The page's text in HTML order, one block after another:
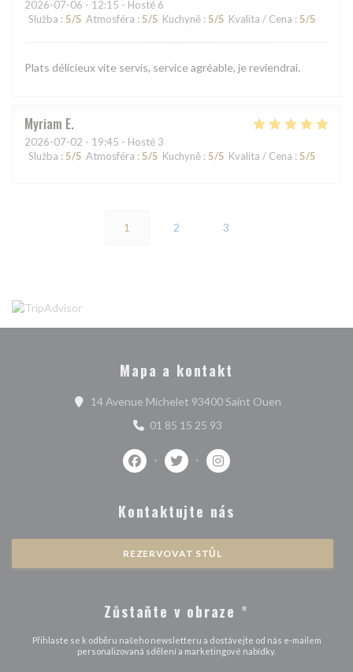
2026-07-06 - 12:15 - Hosté 6
Služba : 5/5 Atmosféra : 5/5 Kuchyně : 5/5 Kvalita / Cena : 5/5
Plats délicieux vite servis, service agréable, je reviendrai.
Myriam E
2026-07-02 - 19:45 - Hosté 3
Služba : 5/5 Atmosféra : 5/5 Kuchyně : 5/5 Kvalita / Cena : 5/5
1 2 3
Mapa a kontakt
14 Avenue Michelet 93400 Saint Ouen((otevře se v
01 85 15 25 93
Facebook ((otevře se v novém okně))
Twitter ((otevře se v novém
Instagram ((otevře se v
Kontaktujte nás
REZERVOVAT STŮL
Zůstaňte v obraze *
Přihlaste se k odběru našeho newsletteru a dostávejte od nás e-mailem
personalizovaná sdělení a marketingové nabídky.